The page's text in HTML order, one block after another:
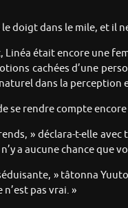
le doigt dans le mile, et il
Linéa était encore une
cachées d’une
dans la perception
se rendre compte
» déclara-t-elle
a aucune chance que
» tâtonna
pas vrai. »